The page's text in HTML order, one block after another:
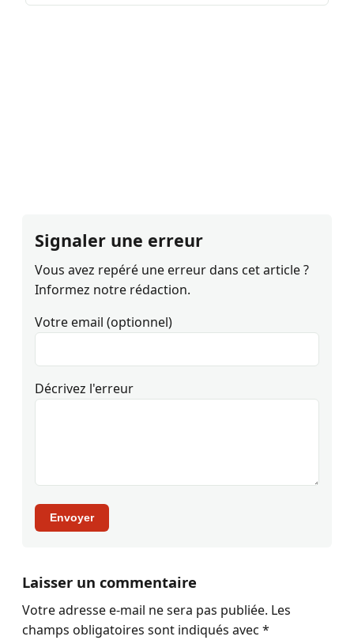
Signaler une erreur
Vous avez repéré une erreur dans cet article ?
Informez notre rédaction.
Votre email (optionnel)
Décrivez l'erreur
Envoyer
Laisser un commentaire
Votre adresse e-mail ne sera pas publiée. Les
champs obligatoires sont indiqués avec *